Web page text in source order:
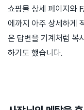
쇼핑몰 상세 페이지와
에까지 아주 상세하게
은 답변을 기계처럼 복
하기도 했습니다.